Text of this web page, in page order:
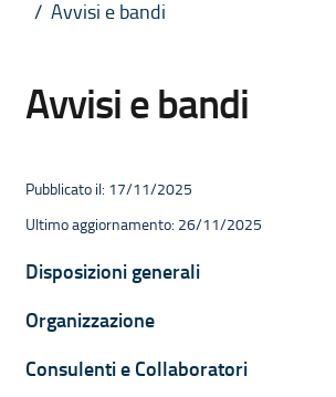
Avvisi e bandi
Avvisi e bandi
Pubblicato il: 17/11/2025
Ultimo aggiornamento: 26/11/2025
Navigazione
Disposizioni generali
Organizzazione
Consulenti e Collaboratori